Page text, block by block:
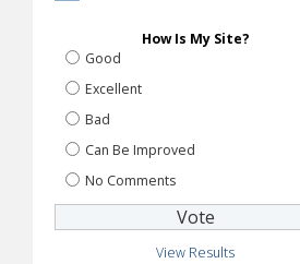
How Is My Site?
Good
Excellent
Bad
Can Be Improved
No Comments
View Results